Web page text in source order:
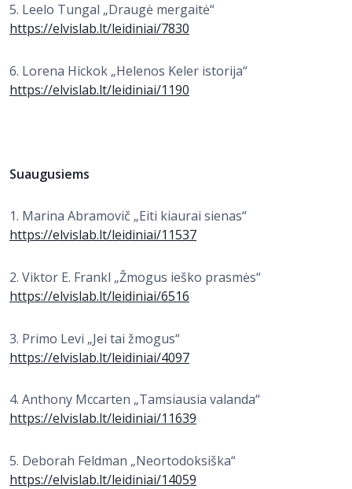
5. Leelo Tungal „Draugė mergaitė“
https://elvislab.lt/leidiniai/7830
6. Lorena Hickok „Helenos Keler istorija“
https://elvislab.lt/leidiniai/1190
Suaugusiems
1. Marina Abramovič „Eiti kiaurai sienas“
https://elvislab.lt/leidiniai/11537
2. Viktor E. Frankl „Žmogus ieško prasmės“
https://elvislab.lt/leidiniai/6516
3. Primo Levi „Jei tai žmogus“
https://elvislab.lt/leidiniai/4097
4. Anthony Mccarten „Tamsiausia valanda“
https://elvislab.lt/leidiniai/11639
5. Deborah Feldman „Neortodoksiška“
https://elvislab.lt/leidiniai/14059